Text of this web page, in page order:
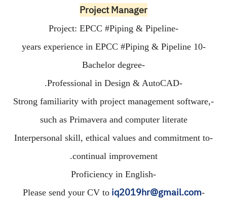
Project Manager
-Project: EPCC #Piping & Pipeline
-10 years experience in EPCC #Piping & Pipeline
-Bachelor degree
-Professional in Design & AutoCAD.
-Strong familiarity with project management software,
such as Primavera and computer literate
-Interpersonal skill, ethical values and commitment to
continual improvement.
-Proficiency in English
-Please send your CV to
iq2019hr@gmail.com